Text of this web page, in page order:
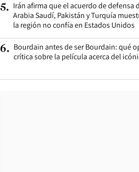
5. Irán afirma que el acuerdo de defensa
Arabia Saudí, Pakistán y Turquía
la región no confía en Estados Unidos
6. Bourdain antes de ser Bourdain: qué
crítica sobre la película acerca del